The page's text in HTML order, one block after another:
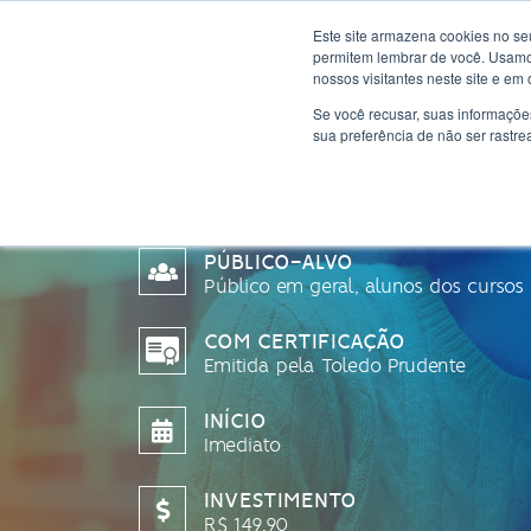
Este site armazena cookies no
permitem lembrar de você.
nossos visitantes neste site e
Se você recusar, suas
sua preferência de não ser
PÚBLICO-ALVO
Público em geral, alunos dos
COM CERTIFICAÇÃO
Emitida pela Toledo Prudente
INÍCIO
Imediato
INVESTIMENTO
R$ 149,90